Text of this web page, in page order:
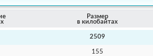
Размер
в килобайтах
2509
155